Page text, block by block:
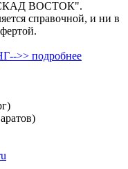
ВОСТОК".
справочной, и ни в
>> подробнее